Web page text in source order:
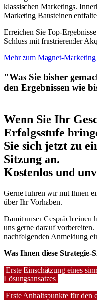
klassischen Marketings.
Marketing Bausteinen
Erreichen Sie Top-
Schluss mit frustrierender
Mehr zum Magnet-Marketing
"Was Sie bisher
den Ergebnissen wie
Wenn Sie Ihr
Erfolgsstufe
Sie sich jetzt zu
Sitzung an.
Kostenlos und
Gerne führen wir mit Ihnen
über Ihr Vorhaben.
Damit unser Gespräch einen
uns gerne darauf
nachfolgenden Anmeldung
Was Ihnen diese Strategie-
Erste Einschätzung eines
Lösungsansatzes
Erste Anhaltspunkte für den